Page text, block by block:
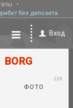
без депозита
Вход
BORG
ФОТО
220